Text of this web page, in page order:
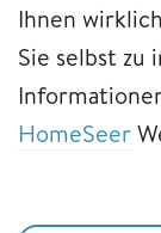
Ihnen
Sie selbst
HomeSeer